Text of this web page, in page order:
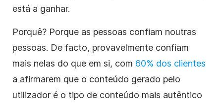
está a ganhar.
Porquê? Porque as pessoas confiam noutras
pessoas. De facto, provavelmente confiam
mais nelas do que em si, com 60% dos clientes
a afirmarem que o conteúdo gerado pelo
utilizador é o tipo de conteúdo mais autêntico